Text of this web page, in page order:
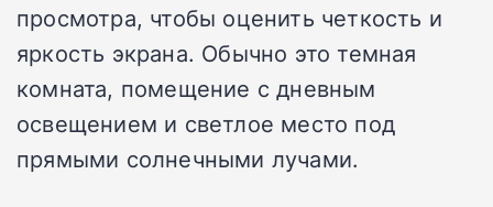
просмотра, чтобы оценить четкость и
яркость экрана. Обычно это темная
комната, помещение с дневным
освещением и светлое место под
прямыми солнечными лучами.